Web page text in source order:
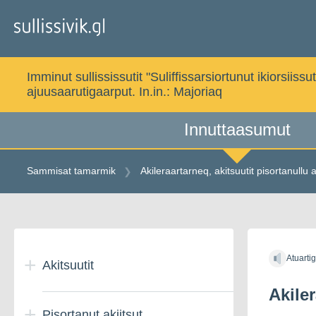
Imminut sullississutit "Suliffissarsiortunut
ajuusaarutigaarput. In.in.: Majoriaq
Innuttaasumut
Sammisat tamarmik Akileraartarneq, akitsuutit pisortanullu
indholdetAkitsuutit